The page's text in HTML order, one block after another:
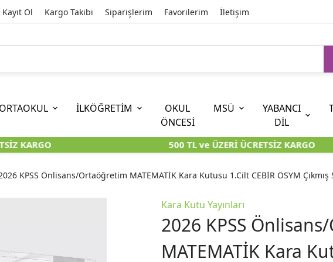
Kayıt Ol Kargo Takibi Siparişlerim Favorilerim İletişim
11. SINIF
KARA KUTU KİTAPLARI
TYT
KARA KUTU KİTAPLARI
EĞİTİM BİLİMLERİ
KARA KUTU KİTAPLARI
LİSANS
KARA KUTU KİTAPLARI
ORTAOKUL
6. SINIF (İOKBS)
KARA KUTU KİTAPLARI
İLKÖĞRETİM
OKUL
ÖNCESİ
MSÜ
YABANCI
DİL
KARGO 500 TL ve ÜZERİ ÜCRETSİZ KARGO
KPSS Önlisans/Ortaöğretim MATEMATİK Kara Kutusu 1.Cilt CEBİR ÖSYM
Kara Kutu Yayınları
2026 KPSS
MATEMATİK Kara